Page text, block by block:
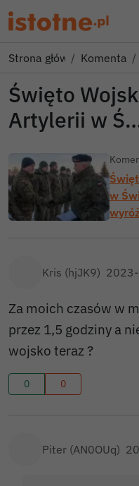
Strona główna Komentarze
Święto
Artylerii w
w
Kris (hjJK9)
Za moich czasów w
przez 1,5 godziny a
wojsko teraz ?
0 0
Piter (AN0OUq)